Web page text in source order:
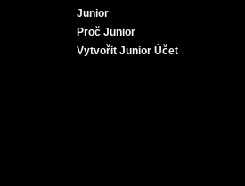
Junior
Proč Junior
Vytvořit Junior Účet